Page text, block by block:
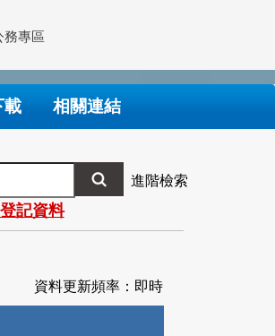
務專區
載 相關連結
進階檢索
記資料
資料更新頻率：即時